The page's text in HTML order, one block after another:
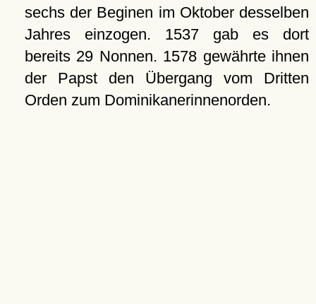
sechs der Beginen im Oktober desselben
Jahres einzogen. 1537 gab es dort
bereits 29 Nonnen. 1578 gewährte ihnen
der Papst den Übergang vom Dritten
Orden zum Dominikanerinnenorden.